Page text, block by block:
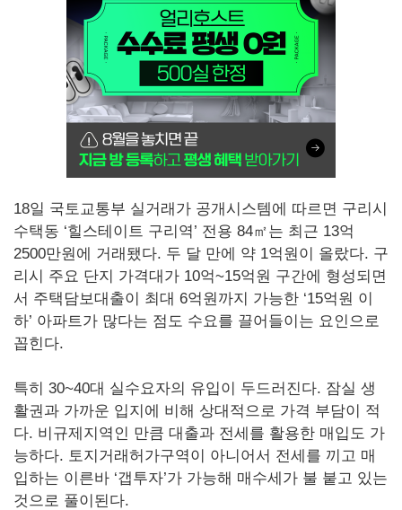
18일 국토교통부 실거래가 공개시스템에 따르면 구리시
수택동 ‘힐스테이트 구리역’ 전용 84㎡는 최근 13억
2500만원에 거래됐다. 두 달 만에 약 1억원이 올랐다. 구
리시 주요 단지 가격대가 10억~15억원 구간에 형성되면
서 주택담보대출이 최대 6억원까지 가능한 ‘15억원 이
하’ 아파트가 많다는 점도 수요를 끌어들이는 요인으로
꼽힌다.
특히 30~40대 실수요자의 유입이 두드러진다. 잠실 생
활권과 가까운 입지에 비해 상대적으로 가격 부담이 적
다. 비규제지역인 만큼 대출과 전세를 활용한 매입도 가
능하다. 토지거래허가구역이 아니어서 전세를 끼고 매
입하는 이른바 ‘갭투자’가 가능해 매수세가 불 붙고 있는
것으로 풀이된다.